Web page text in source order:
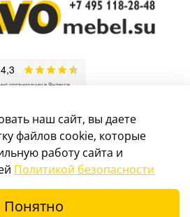
на сайте, не является
магазин мебели
наш сайт, вы даете
файлов cookie, которые
работу сайта и
Политикой безопасности
Понятно